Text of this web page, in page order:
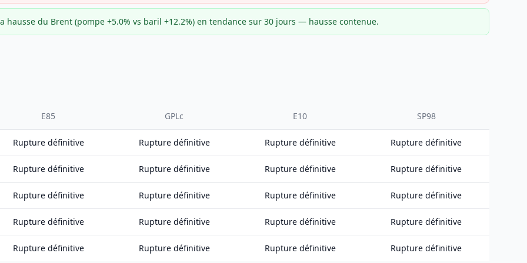
hausse du Brent (pompe +5.0% vs baril +12.2%) en tendance sur 30 jours — hausse contenue.
E85 GPLc E10 SP98
Rupture définitive Rupture définitive Rupture définitive Rupture définitive
Rupture définitive Rupture définitive Rupture définitive Rupture définitive
Rupture définitive Rupture définitive Rupture définitive Rupture définitive
Rupture définitive Rupture définitive Rupture définitive Rupture définitive
Rupture définitive Rupture définitive Rupture définitive Rupture définitive